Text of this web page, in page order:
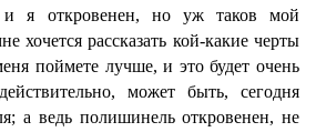
я откровенен, но уж таков мой
хочется рассказать кой-какие черты
поймете лучше, и это будет очень
может быть, сегодня
а ведь полишинель откровенен, не